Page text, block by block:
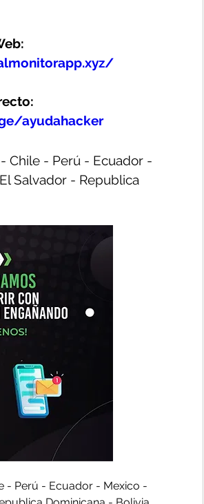
ayudahacker
Chile - Perú - Ecuador -
Salvador - Republica
- Perú - Ecuador - Mexico -